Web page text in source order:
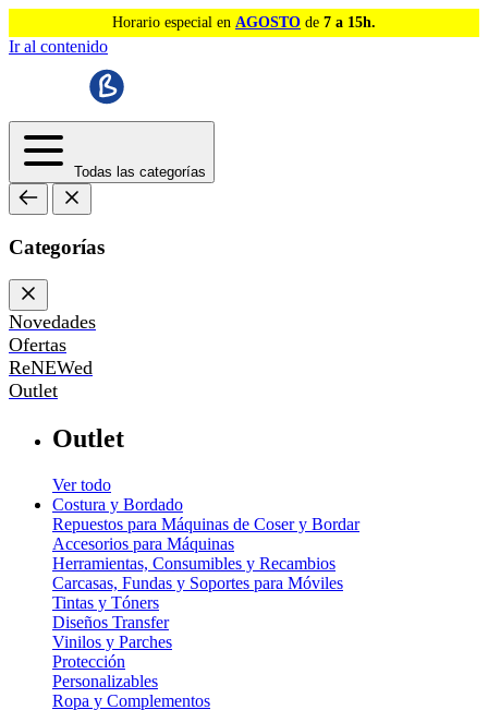
Horario especial en AGOSTO de 7 a 15h.
Ir al contenido
Todas las categorías
Categorías
Novedades
Ofertas
ReNEWed
Outlet
Outlet
Ver todo
Costura y Bordado
Repuestos para Máquinas de Coser y Bordar
Accesorios para Máquinas
Herramientas, Consumibles y Recambios
Carcasas, Fundas y Soportes para Móviles
Tintas y Tóners
Diseños Transfer
Vinilos y Parches
Protección
Personalizables
Ropa y Complementos